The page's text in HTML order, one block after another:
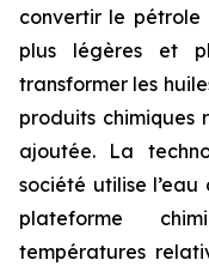
convertir le
plus légères et
transformer les
produits chimiques
ajoutée. La
société utilise
plateforme
températures